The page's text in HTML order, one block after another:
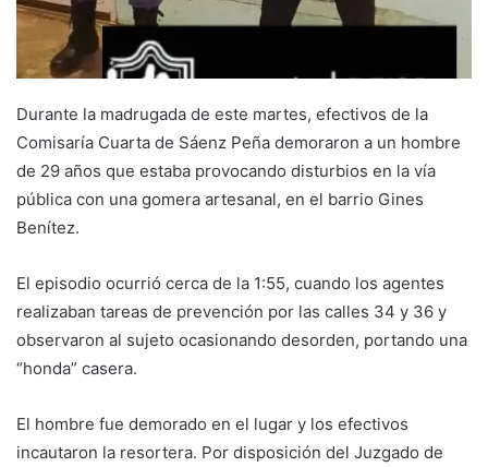
Durante la madrugada de este martes, efectivos de la
Comisaría Cuarta de Sáenz Peña demoraron a un hombre
de 29 años que estaba provocando disturbios en la vía
pública con una gomera artesanal, en el barrio Gines
Benítez.
El episodio ocurrió cerca de la 1:55, cuando los agentes
realizaban tareas de prevención por las calles 34 y 36 y
observaron al sujeto ocasionando desorden, portando una
“honda” casera.
El hombre fue demorado en el lugar y los efectivos
incautaron la resortera. Por disposición del Juzgado de